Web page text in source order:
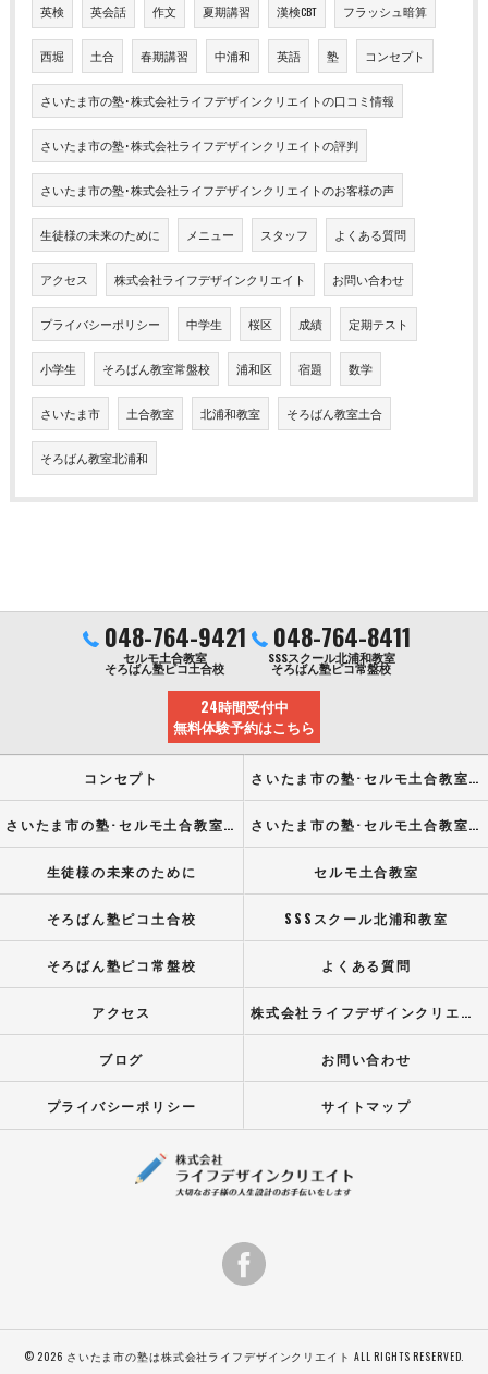
英検 英会話 作文 夏期講習 漢検CBT フラッシュ暗算
西堀 土合 春期講習 中浦和 英語 塾 コンセプト
さいたま市の塾･株式会社ライフデザインクリエイトの口コミ情報
さいたま市の塾･株式会社ライフデザインクリエイトの評判
さいたま市の塾･株式会社ライフデザインクリエイトのお客様の声
生徒様の未来のために メニュー スタッフ よくある質問
アクセス 株式会社ライフデザインクリエイト お問い合わせ
プライバシーポリシー 中学生 桜区 成績 定期テスト
小学生 そろばん教室常盤校 浦和区 宿題 数学
さいたま市 土合教室 北浦和教室 そろばん教室土合
そろばん教室北浦和
048-764-9421
セルモ土合教室
そろばん塾ピコ土合校
048-764-8411
SSSスクール北浦和教室
そろばん塾ピコ常盤校
24時間受付中
無料体験予約はこちら
コンセプト さいたま市の塾･セルモ土合教室の口コミ情報
さいたま市の塾･セルモ土合教室の評判 さいたま市の塾･セルモ土合教室のお客様の声
生徒様の未来のために セルモ土合教室
そろばん塾ピコ土合校 SSSスクール北浦和教室
そろばん塾ピコ常盤校 よくある質問
アクセス 株式会社ライフデザインクリエイト
ブログ お問い合わせ
プライバシーポリシー サイトマップ
© 2026 さいたま市の塾は株式会社ライフデザインクリエイト ALL RIGHTS RESERVED.